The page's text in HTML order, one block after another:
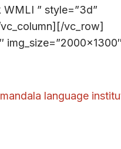
” style=”3d”
vc_row]
language